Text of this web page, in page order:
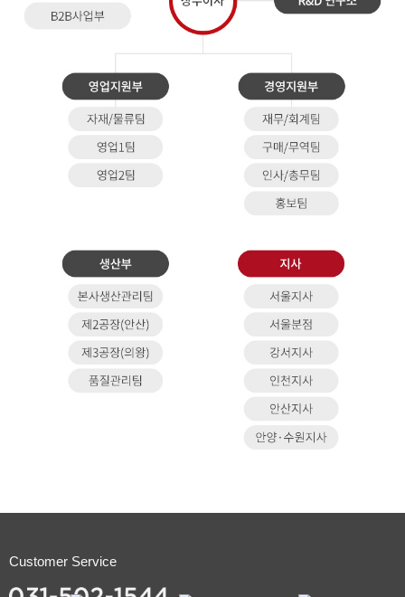
Customer Service